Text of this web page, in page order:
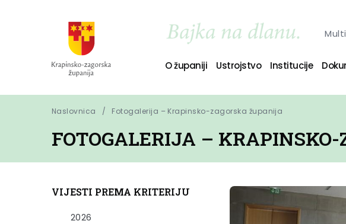
O županiji Ustrojstvo Institucije
Naslovnica Fotogalerija – Krapinsko-zagorska županija
FOTOGALERIJA –
VIJESTI PREMA KRITERIJU
2026